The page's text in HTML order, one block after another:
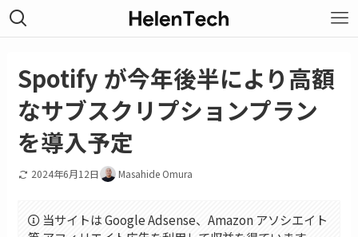
Spotify が今年後半により高額
なサブスクリプションプラン
を導入予定
2024年6月12日 Masahide Omura
当サイトは Google Adsense、Amazon アソシエイト